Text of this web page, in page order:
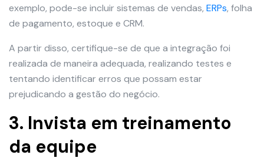
exemplo, pode-se incluir sistemas de vendas, ERPs, folha
de pagamento, estoque e CRM.
A partir disso, certifique-se de que a integração foi
realizada de maneira adequada, realizando testes e
tentando identificar erros que possam estar
prejudicando a gestão do negócio.
3. Invista em treinamento
da equipe